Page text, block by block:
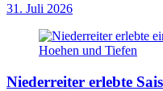
31. Juli 2026
Niederreiter erlebte